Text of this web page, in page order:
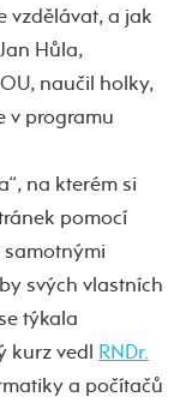
vzdělávat, a jak
Hůla,
naučil holky,
v programu
na kterém si
pomocí
samotnými
svých vlastních
týkala
kurz vedl RNDr.
a počítačů